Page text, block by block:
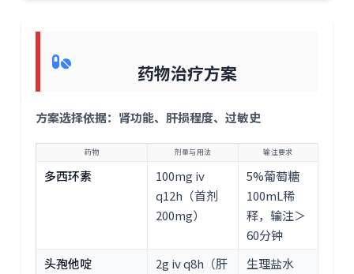
药物治疗方案
方案选择依据：肾功能、肝损程度、过敏史
药物 剂量与用法 输注要求
多西环素
100mg iv
q12h（首剂
200mg）
5%葡萄糖
100mL稀
释，输注＞
60分钟
头孢他啶
2g iv q8h（肝
生理盐水